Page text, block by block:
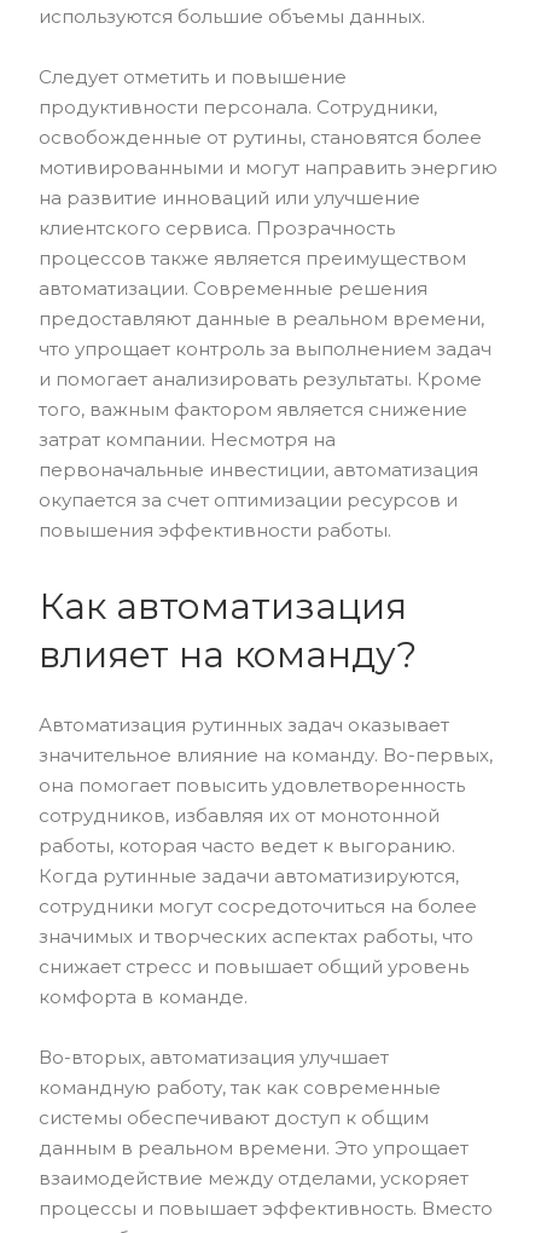
используются большие объемы данных.
Следует отметить и повышение
продуктивности персонала. Сотрудники,
освобожденные от рутины, становятся более
мотивированными и могут направить энергию
на развитие инноваций или улучшение
клиентского сервиса. Прозрачность
процессов также является преимуществом
автоматизации. Современные решения
предоставляют данные в реальном времени,
что упрощает контроль за выполнением задач
и помогает анализировать результаты. Кроме
того, важным фактором является снижение
затрат компании. Несмотря на
первоначальные инвестиции, автоматизация
окупается за счет оптимизации ресурсов и
повышения эффективности работы.
Как автоматизация
влияет на команду?
Автоматизация рутинных задач оказывает
значительное влияние на команду. Во-первых,
она помогает повысить удовлетворенность
сотрудников, избавляя их от монотонной
работы, которая часто ведет к выгоранию.
Когда рутинные задачи автоматизируются,
сотрудники могут сосредоточиться на более
значимых и творческих аспектах работы, что
снижает стресс и повышает общий уровень
комфорта в команде.
Во-вторых, автоматизация улучшает
командную работу, так как современные
системы обеспечивают доступ к общим
данным в реальном времени. Это упрощает
взаимодействие между отделами, ускоряет
процессы и повышает эффективность. Вместо